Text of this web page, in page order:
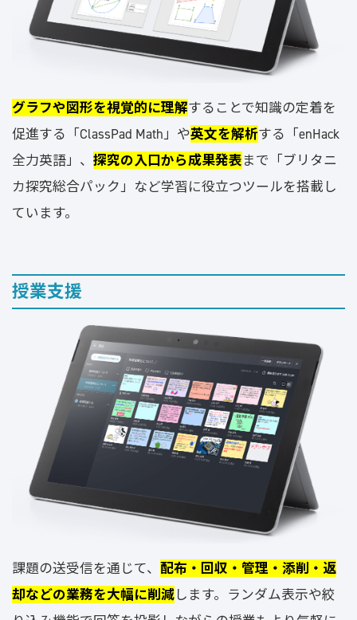
グラフや図形を視覚的に理解することで知識の定着を
促進する「ClassPad Math」や英文を解析する「enHack
全力英語」、 探究の入口から成果発表まで「ブリタニ
カ探究総合パック」など学習に役立つツールを搭載し
ています。
授業支援
課題の送受信を通じて、 配布・回収・管理・添削・返
却などの業務を大幅に削減します。ランダム表示や絞